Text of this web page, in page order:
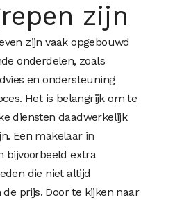
zijn
zijn vaak opgebouwd
onderdelen, zoals
en ondersteuning
Het is belangrijk om te
diensten daadwerkelijk
Een makelaar in
bijvoorbeeld extra
die niet altijd
prijs. Door te kijken naar